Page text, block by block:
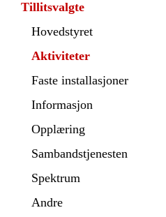
Tillitsvalgte
Hovedstyret
Aktiviteter
Faste installasjoner
Informasjon
Opplæring
Sambandstjenesten
Spektrum
Andre